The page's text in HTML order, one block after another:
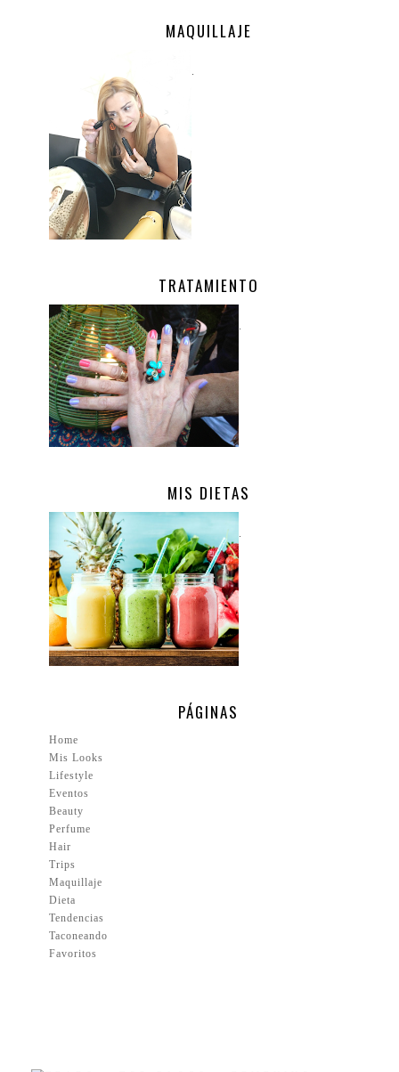
MAQUILLAJE
.
TRATAMIENTO
.
MIS DIETAS
.
PÁGINAS
Home
Mis Looks
Lifestyle
Eventos
Beauty
Perfume
Hair
Trips
Maquillaje
Dieta
Tendencias
Taconeando
Favoritos